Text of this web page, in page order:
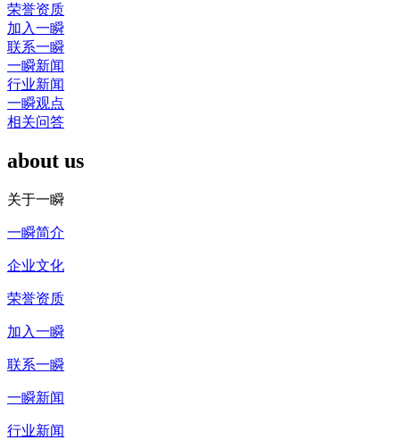
荣誉资质
加入一瞬
联系一瞬
一瞬新闻
行业新闻
一瞬观点
相关问答
about us
关于一瞬
一瞬简介
企业文化
荣誉资质
加入一瞬
联系一瞬
一瞬新闻
行业新闻